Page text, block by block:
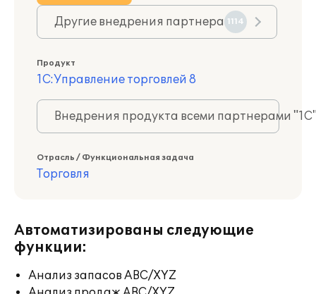
Другие внедрения партнера 1114
Продукт
1С:Управление торговлей 8
Внедрения продукта всеми партнерами
Отрасль / Функциональная задача
Торговля
Автоматизированы следующие
функции:
Анализ запасов ABC/XYZ